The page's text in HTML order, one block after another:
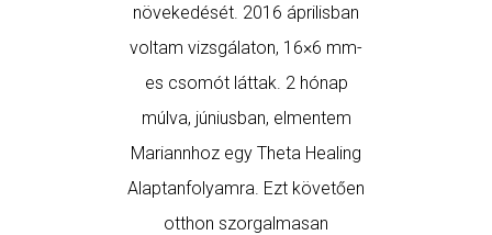
növekedését. 2016 áprilisban
voltam vizsgálaton, 16×6 mm-
es csomót láttak. 2 hónap
múlva, júniusban, elmentem
Mariannhoz egy Theta Healing
Alaptanfolyamra. Ezt követően
otthon szorgalmasan